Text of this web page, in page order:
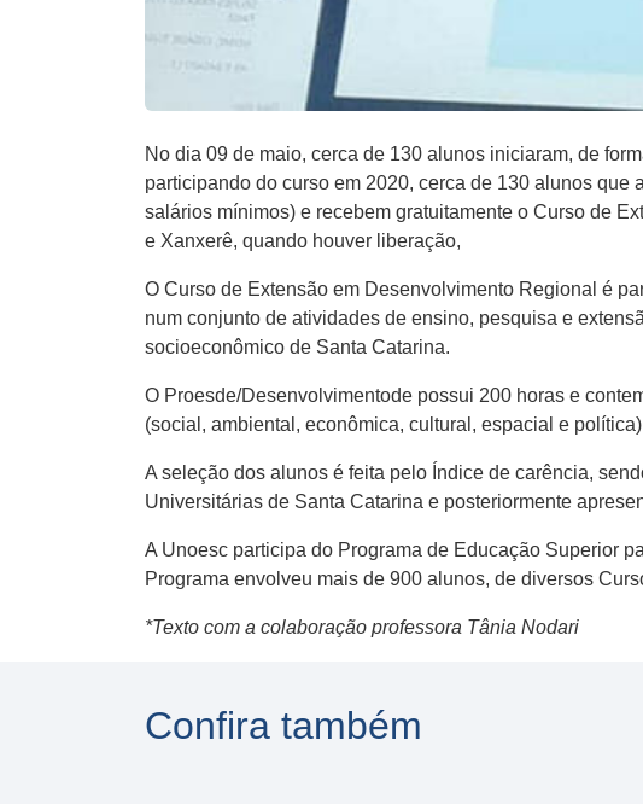
No dia 09 de maio, cerca de 130 alunos iniciaram, de
participando do curso em 2020, cerca de 130 alunos
salários mínimos) e recebem gratuitamente o Curso de
e Xanxerê, quando houver liberação,
O Curso de Extensão em Desenvolvimento Regional é
num conjunto de atividades de ensino, pesquisa e
socioeconômico de Santa Catarina.
O Proesde/Desenvolvimentode possui 200 horas e
(social, ambiental, econômica, cultural, espacial e
A seleção dos alunos é feita pelo Índice de carência,
Universitárias de Santa Catarina e posteriormente
A Unoesc participa do Programa de Educação Superior
Programa envolveu mais de 900 alunos, de diversos
*Texto com a colaboração professora Tânia Nodari
Confira também